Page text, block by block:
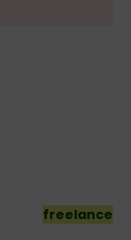
freelance